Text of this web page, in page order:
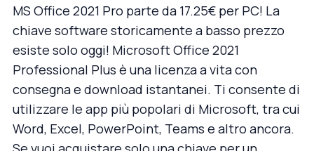
MS Office 2021 Pro parte da 17.25€ per PC! La
chiave software storicamente a basso prezzo
esiste solo oggi! Microsoft Office 2021
Professional Plus è una licenza a vita con
consegna e download istantanei. Ti consente di
utilizzare le app più popolari di Microsoft, tra cui
Word, Excel, PowerPoint, Teams e altro ancora.